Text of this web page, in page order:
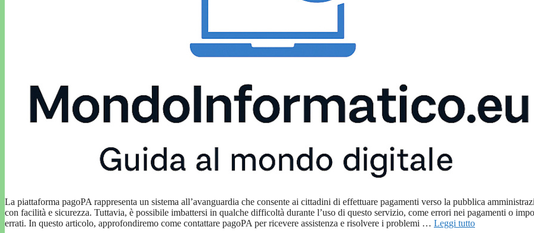
La piattaforma pagoPA rappresenta un sistema all’avanguardia che consente ai cittadini di effettuare pagamenti verso la pubblica
con facilità e sicurezza. Tuttavia, è possibile imbattersi in qualche difficoltà durante l’uso di questo servizio, come errori nei pagamenti o
errati. In questo articolo, approfondiremo come contattare pagoPA per ricevere assistenza e risolvere i problemi … Leggi tutto